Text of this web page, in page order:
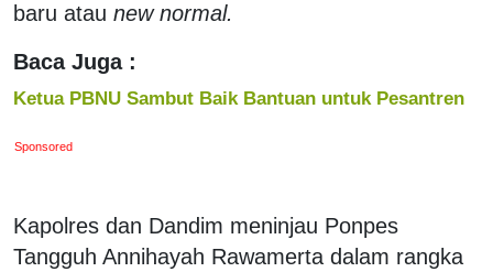
baru atau new normal.
Baca Juga :
Ketua PBNU Sambut Baik Bantuan untuk Pesantren
Sponsored
Kapolres dan Dandim meninjau Ponpes
Tangguh Annihayah Rawamerta dalam rangka